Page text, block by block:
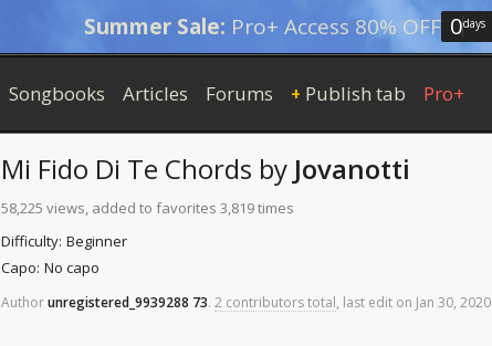
Summer Sale: Pro+ Access 80% OFF 0days
Songbooks Articles Forums + Publish tab Pro+
Mi Fido Di Te Chords by Jovanotti
58,225 views, added to favorites 3,819 times
Difficulty: Beginner
Capo: No capo
Authorunregistered_9939288 73. 2 contributors total, last edit on Jan 30, 2020